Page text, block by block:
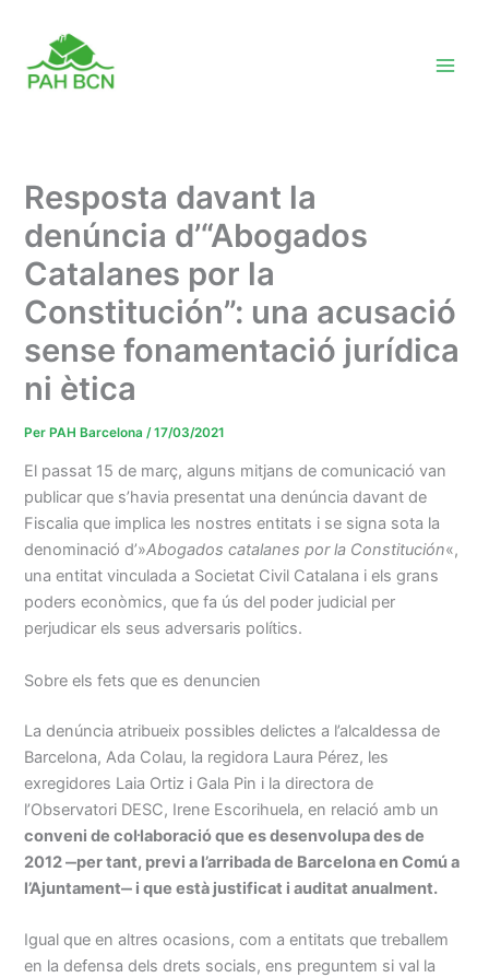
contingut
Resposta davant la
denúncia d’“Abogados
Catalanes por la
Constitución”: una acusació
sense fonamentació jurídica
ni ètica
Per PAH Barcelona/17/03/2021
El passat 15 de març, alguns mitjans de comunicació van
publicar que s’havia presentat una denúncia davant de
Fiscalia que implica les nostres entitats i se signa sota la
denominació d’»Abogados catalanes por la Constitución«,
una entitat vinculada a Societat Civil Catalana i els grans
poders econòmics, que fa ús del poder judicial per
perjudicar els seus adversaris polítics.
Sobre els fets que es denuncien
La denúncia atribueix possibles delictes a l’alcaldessa de
Barcelona, Ada Colau, la regidora Laura Pérez, les
exregidores Laia Ortiz i Gala Pin i la directora de
l’Observatori DESC, Irene Escorihuela, en relació amb un
conveni de col·laboració que es desenvolupa des de
2012 ‒per tant, previ a l’arribada de Barcelona en Comú a
l’Ajuntament‒ i que està justificat i auditat anualment.
Igual que en altres ocasions, com a entitats que treballem
en la defensa dels drets socials, ens preguntem si val la